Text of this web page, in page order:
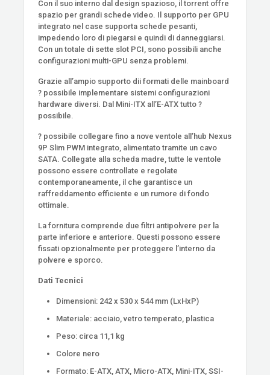
Con il suo interno dal design spazioso, il torrent offre
spazio per grandi schede video. Il supporto per GPU
integrato nel case supporta schede pesanti,
impedendo loro di piegarsi e quindi di danneggiarsi.
Con un totale di sette slot PCI, sono possibili anche
configurazioni multi-GPU senza problemi.
Grazie all’ampio supporto dii formati delle mainboard
? possibile implementare sistemi configurazioni
hardware diversi. Dal Mini-ITX all’E-ATX tutto ?
possibile.
? possibile collegare fino a nove ventole all’hub Nexus
9P Slim PWM integrato, alimentato tramite un cavo
SATA. Collegate alla scheda madre, tutte le ventole
possono essere controllate e regolate
contemporaneamente, il che garantisce un
raffreddamento efficiente e un rumore di fondo
ottimale.
La fornitura comprende due filtri antipolvere per la
parte inferiore e anteriore. Questi possono essere
fissati opzionalmente per proteggere l’interno da
polvere e sporco.
Dati Tecnici
Dimensioni: 242 x 530 x 544 mm (LxHxP)
Materiale: acciaio, vetro temperato, plastica
Peso: circa 11,1 kg
Colore nero
Formato: E-ATX, ATX, Micro-ATX, Mini-ITX, SSI-